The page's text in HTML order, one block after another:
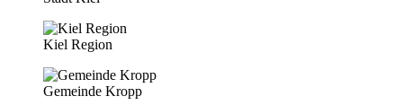
Kiel Region
Gemeinde Kropp